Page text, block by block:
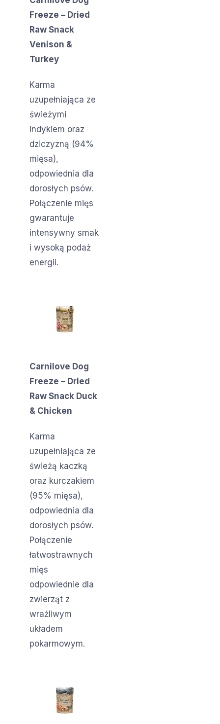
Freeze – Dried
Raw Snack
Venison &
Turkey
Karma
uzupełniająca ze
świeżymi
indykiem oraz
dziczyzną (94%
mięsa),
odpowiednia dla
dorosłych psów.
Połączenie mięs
gwarantuje
intensywny smak
i wysoką podaż
energii.
Carnilove Dog
Freeze – Dried
Raw Snack Duck
& Chicken
Karma
uzupełniająca ze
świeżą kaczką
oraz kurczakiem
(95% mięsa),
odpowiednia dla
dorosłych psów.
Połączenie
łatwostrawnych
mięs
odpowiednie dla
zwierząt z
wrażliwym
układem
pokarmowym.